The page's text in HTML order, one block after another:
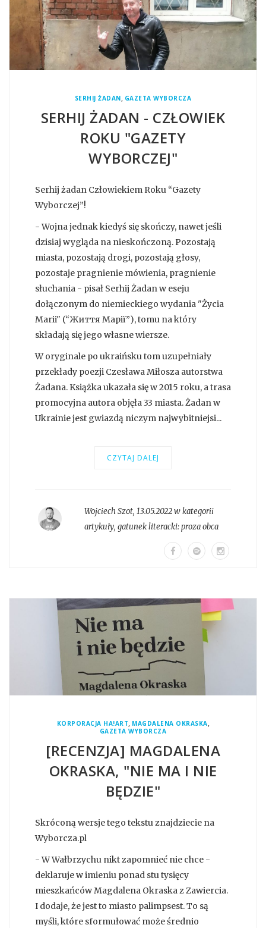
SERHIJ ŻADAN, GAZETA WYBORCZA
SERHIJ ŻADAN - CZŁOWIEK
ROKU "GAZETY
WYBORCZEJ"
Serhij żadan Człowiekiem Roku “Gazety
Wyborczej”!
- Wojna jednak kiedyś się skończy, nawet jeśli
dzisiaj wygląda na nieskończoną. Pozostają
miasta, pozostają drogi, pozostają głosy,
pozostaje pragnienie mówienia, pragnienie
słuchania - pisał Serhij Żadan w eseju
dołączonym do niemieckiego wydania "Życia
Marii" (“Життя Марії”), tomu na który
składają się jego własne wiersze.
W oryginale po ukraińsku tom uzupełniały
przekłady poezji Czesława Miłosza autorstwa
Żadana. Książka ukazała się w 2015 roku, a trasa
promocyjna autora objęła 33 miasta. Żadan w
Ukrainie jest gwiazdą niczym najwybitniejsi...
CZYTAJ DALEJ
Wojciech Szot, 13.05.2022 w kategorii
artykuły, gatunek literacki:proza obca
KORPORACJA HA!ART, MAGDALENA OKRASKA,
GAZETA WYBORCZA
[RECENZJA] MAGDALENA
OKRASKA, "NIE MA I NIE
BĘDZIE"
Skróconą wersje tego tekstu znajdziecie na
Wyborcza.pl
- W Wałbrzychu nikt zapomnieć nie chce -
deklaruje w imieniu ponad stu tysięcy
mieszkańców Magdalena Okraska z Zawiercia.
I dodaje, że jest to miasto palimpsest. To są
myśli, które sformułować może średnio